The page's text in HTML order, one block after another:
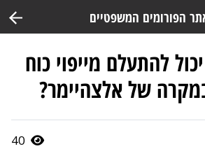
הפורומים המשפטיים
להתעלם מייפוי כוח
של אלצהיימר?
40